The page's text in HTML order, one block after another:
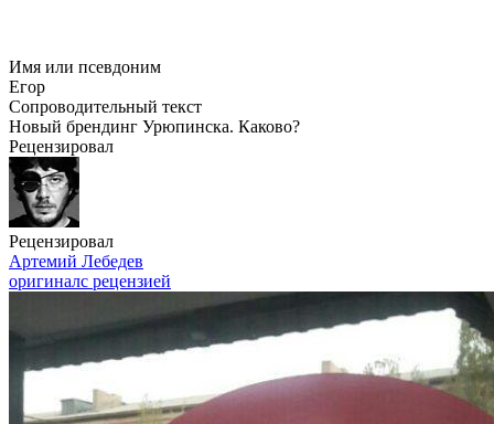
Имя или псевдоним
Егор
Сопроводительный текст
Новый брендинг Урюпинска. Каково?
Рецензировал
Рецензировал
Артемий Лебедев
оригиналс рецензией